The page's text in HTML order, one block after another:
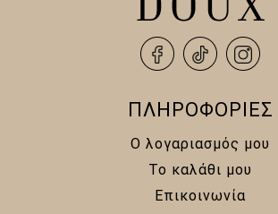
ΠΛΗΡΟΦΟΡΙΕΣ
Ο λογαριασμός μου
Το καλάθι μου
Επικοινωνία